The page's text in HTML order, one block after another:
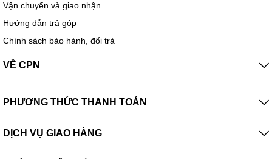
Vận chuyển và giao nhận
Hướng dẫn trả góp
Chính sách bảo hành, đổi trả
VỀ CPN
PHƯƠNG THỨC THANH TOÁN
DỊCH VỤ GIAO HÀNG